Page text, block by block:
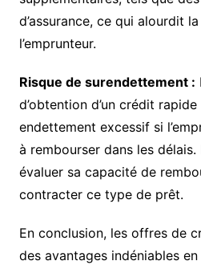
d’assurance, ce qui alourdit
l’emprunteur.
Risque de surendettement :
d’obtention d’un crédit
endettement excessif si
à rembourser dans les
évaluer sa capacité de
contracter ce type de prêt.
En conclusion, les offres de
des avantages indéniables